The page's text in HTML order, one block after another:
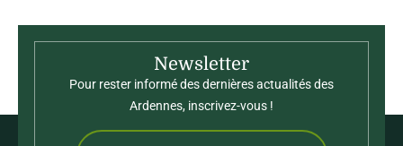
Newsletter
Pour rester informé des dernières actualités des
Ardennes, inscrivez-vous !